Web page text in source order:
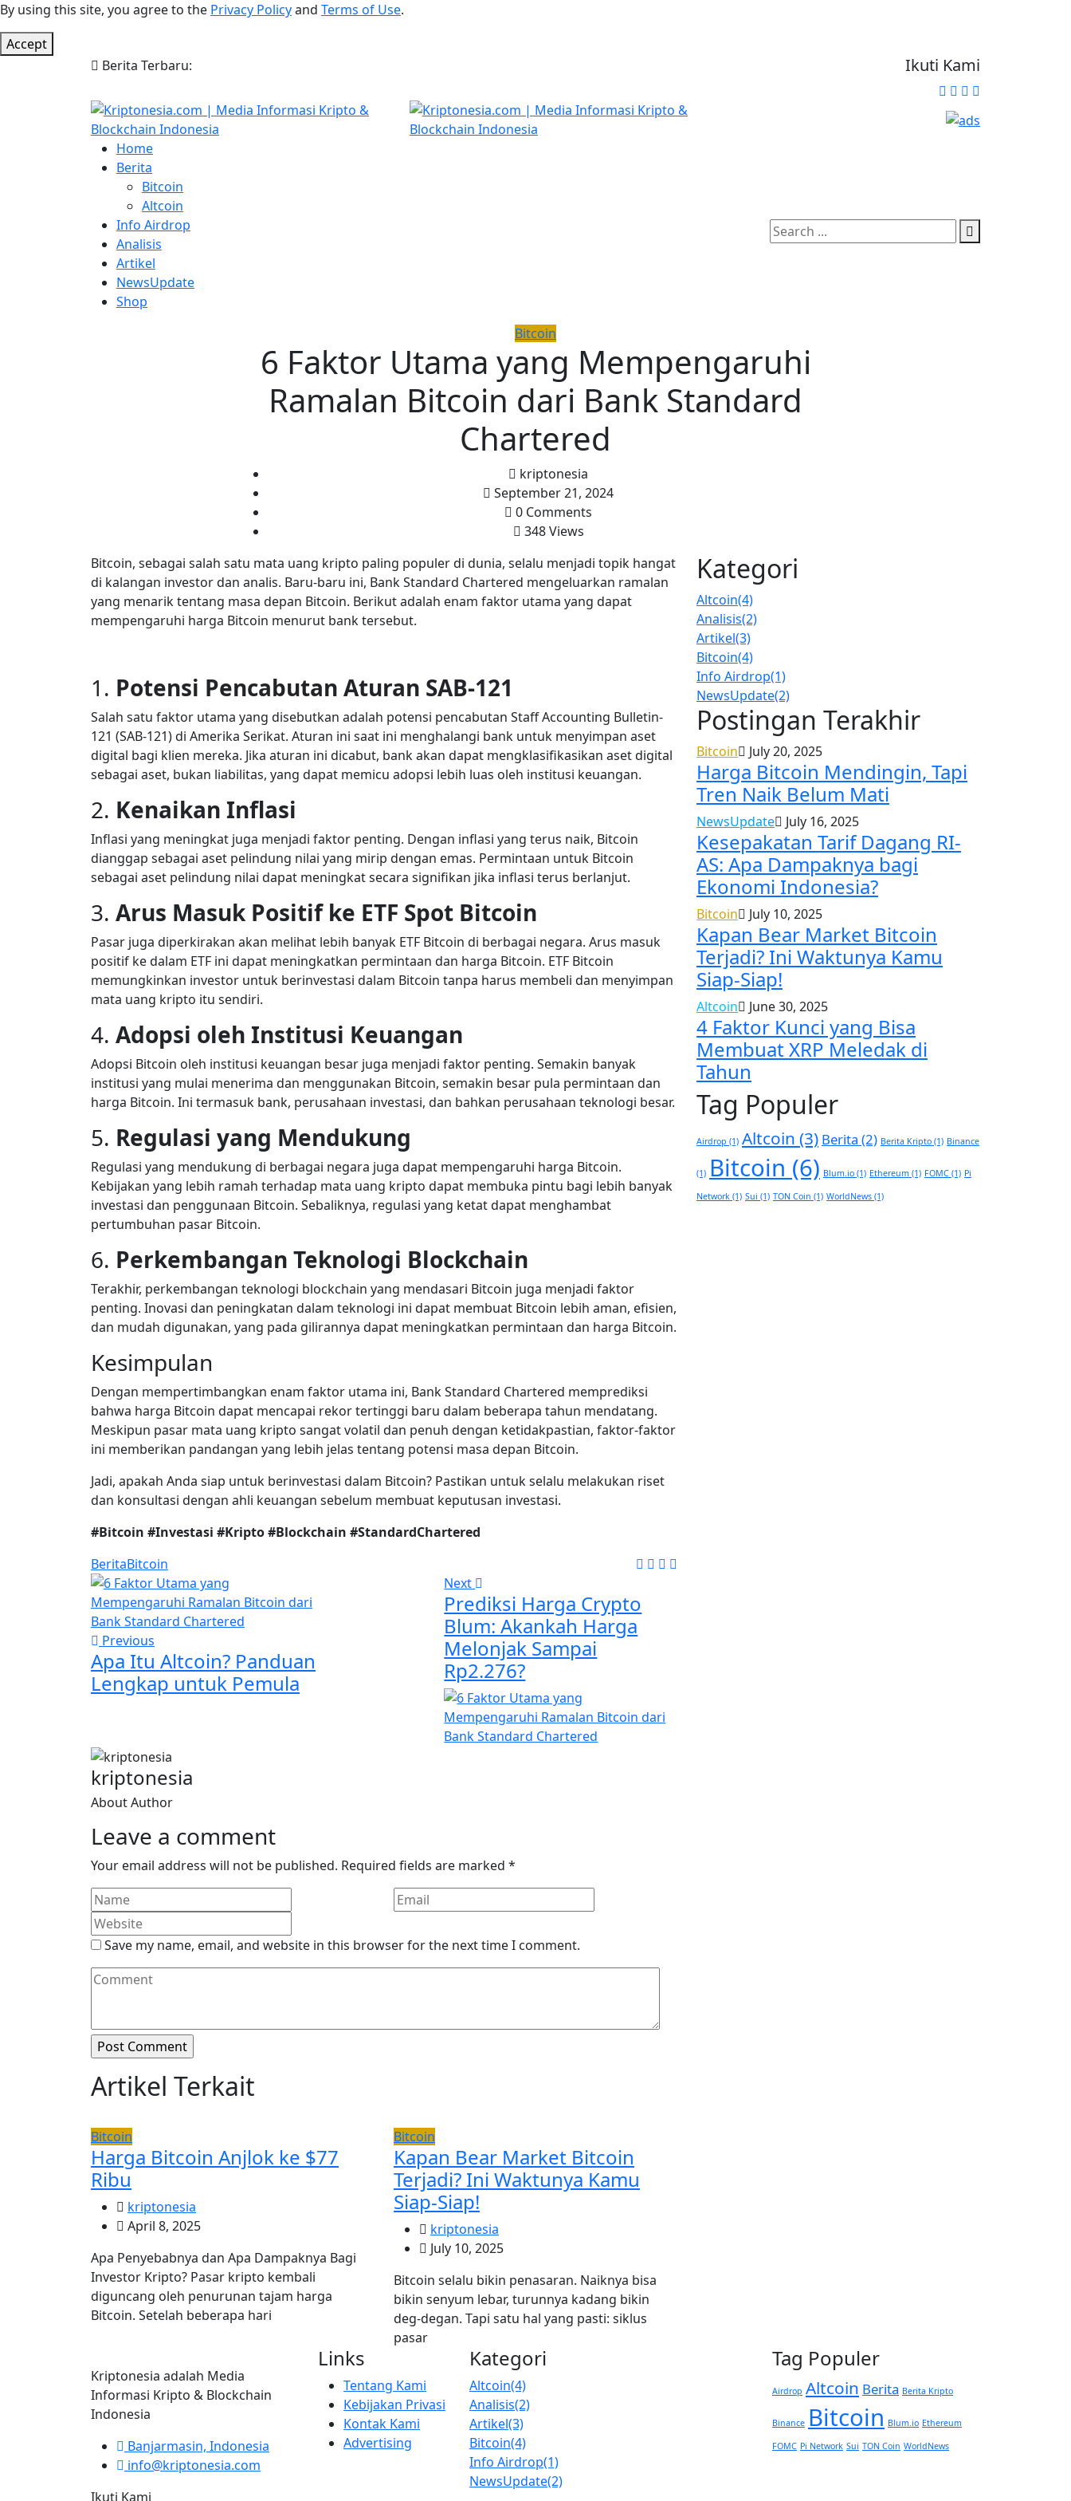
By using this site, you agree to the Privacy Policyand Terms of Use.
Accept
Berita Terbaru:
Ikuti Kami
Home
Berita
Bitcoin
Altcoin
Info Airdrop
Analisis
Artikel
NewsUpdate
Shop
Bitcoin
6 Faktor Utama yang Mempengaruhi
Ramalan Bitcoin dari Bank Standard
Chartered
kriptonesia
September 21, 2024
0 Comments
348 Views
Bitcoin, sebagai salah satu mata uang kripto paling populer di dunia, selalu menjadi topik hangat
di kalangan investor dan analis. Baru-baru ini, Bank Standard Chartered mengeluarkan ramalan
yang menarik tentang masa depan Bitcoin. Berikut adalah enam faktor utama yang dapat
mempengaruhi harga Bitcoin menurut bank tersebut.
1. Potensi Pencabutan Aturan SAB-121
Salah satu faktor utama yang disebutkan adalah potensi pencabutan Staff Accounting Bulletin-
121 (SAB-121) di Amerika Serikat. Aturan ini saat ini menghalangi bank untuk menyimpan aset
digital bagi klien mereka. Jika aturan ini dicabut, bank akan dapat mengklasifikasikan aset digital
sebagai aset, bukan liabilitas, yang dapat memicu adopsi lebih luas oleh institusi keuangan.
2. Kenaikan Inflasi
Inflasi yang meningkat juga menjadi faktor penting. Dengan inflasi yang terus naik, Bitcoin
dianggap sebagai aset pelindung nilai yang mirip dengan emas. Permintaan untuk Bitcoin
sebagai aset pelindung nilai dapat meningkat secara signifikan jika inflasi terus berlanjut.
3. Arus Masuk Positif ke ETF Spot Bitcoin
Pasar juga diperkirakan akan melihat lebih banyak ETF Bitcoin di berbagai negara. Arus masuk
positif ke dalam ETF ini dapat meningkatkan permintaan dan harga Bitcoin. ETF Bitcoin
memungkinkan investor untuk berinvestasi dalam Bitcoin tanpa harus membeli dan menyimpan
mata uang kripto itu sendiri.
4. Adopsi oleh Institusi Keuangan
Adopsi Bitcoin oleh institusi keuangan besar juga menjadi faktor penting. Semakin banyak
institusi yang mulai menerima dan menggunakan Bitcoin, semakin besar pula permintaan dan
harga Bitcoin. Ini termasuk bank, perusahaan investasi, dan bahkan perusahaan teknologi besar.
5. Regulasi yang Mendukung
Regulasi yang mendukung di berbagai negara juga dapat mempengaruhi harga Bitcoin.
Kebijakan yang lebih ramah terhadap mata uang kripto dapat membuka pintu bagi lebih banyak
investasi dan penggunaan Bitcoin. Sebaliknya, regulasi yang ketat dapat menghambat
pertumbuhan pasar Bitcoin.
6. Perkembangan Teknologi Blockchain
Terakhir, perkembangan teknologi blockchain yang mendasari Bitcoin juga menjadi faktor
penting. Inovasi dan peningkatan dalam teknologi ini dapat membuat Bitcoin lebih aman, efisien,
dan mudah digunakan, yang pada gilirannya dapat meningkatkan permintaan dan harga Bitcoin.
Kesimpulan
Dengan mempertimbangkan enam faktor utama ini, Bank Standard Chartered memprediksi
bahwa harga Bitcoin dapat mencapai rekor tertinggi baru dalam beberapa tahun mendatang.
Meskipun pasar mata uang kripto sangat volatil dan penuh dengan ketidakpastian, faktor-faktor
ini memberikan pandangan yang lebih jelas tentang potensi masa depan Bitcoin.
Jadi, apakah Anda siap untuk berinvestasi dalam Bitcoin? Pastikan untuk selalu melakukan riset
dan konsultasi dengan ahli keuangan sebelum membuat keputusan investasi.
#Bitcoin #Investasi #Kripto #Blockchain #StandardChartered
BeritaBitcoin
Previous
Apa Itu Altcoin? Panduan
Lengkap untuk Pemula
Next
Prediksi Harga Crypto
Blum: Akankah Harga
Melonjak Sampai
Rp2.276?
kriptonesia
About Author
Leave a comment
Your email address will not be published. Required fields are marked *
Save my name, email, and website in this browser for the next time I comment.
Artikel Terkait
Bitcoin
Harga Bitcoin Anjlok ke $77
Ribu
kriptonesia
April 8, 2025
Apa Penyebabnya dan Apa Dampaknya Bagi
Investor Kripto? Pasar kripto kembali
diguncang oleh penurunan tajam harga
Bitcoin. Setelah beberapa hari
Bitcoin
Kapan Bear Market Bitcoin
Terjadi? Ini Waktunya Kamu
Siap-Siap!
kriptonesia
July 10, 2025
Bitcoin selalu bikin penasaran. Naiknya bisa
bikin senyum lebar, turunnya kadang bikin
deg-degan. Tapi satu hal yang pasti: siklus
pasar
Kategori
Altcoin(4)
Analisis(2)
Artikel(3)
Bitcoin(4)
Info Airdrop(1)
NewsUpdate(2)
Postingan Terakhir
Bitcoin July 20, 2025
Harga Bitcoin Mendingin, Tapi
Tren Naik Belum Mati
NewsUpdate July 16, 2025
Kesepakatan Tarif Dagang RI-
AS: Apa Dampaknya bagi
Ekonomi Indonesia?
Bitcoin July 10, 2025
Kapan Bear Market Bitcoin
Terjadi? Ini Waktunya Kamu
Siap-Siap!
Altcoin June 30, 2025
4 Faktor Kunci yang Bisa
Membuat XRP Meledak di
Tahun
Tag Populer
Airdrop (1) Altcoin (3) Berita (2) Berita Kripto (1) Binance
(1) Bitcoin (6) Blum.io (1) Ethereum (1) FOMC (1) Pi
Network (1) Sui (1) TON Coin (1) WorldNews (1)
Kriptonesia adalah Media
Informasi Kripto & Blockchain
Indonesia
Banjarmasin, Indonesia
info@kriptonesia.com
Ikuti Kami
Links
Tentang Kami
Kebijakan Privasi
Kontak Kami
Advertising
Kategori
Altcoin(4)
Analisis(2)
Artikel(3)
Bitcoin(4)
Info Airdrop(1)
NewsUpdate(2)
Tag Populer
Airdrop Altcoin Berita Berita Kripto
Binance Bitcoin Blum.io Ethereum
FOMC Pi Network Sui TON Coin WorldNews